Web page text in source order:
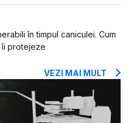
în timpul caniculei. Cum
îi protejeze
VEZI MAI MULT